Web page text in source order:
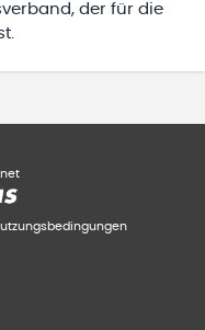
der für die